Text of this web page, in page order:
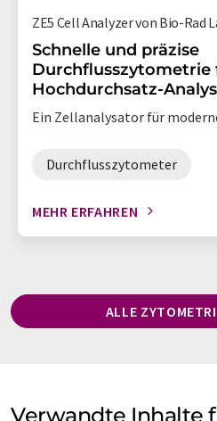
ZE5 Cell Analyzer von Bio-Rad
Schnelle und präzise
Durchflusszytometrie
Hochdurchsatz-
Ein Zellanalysator für
Durchflusszytometer
MEHR ERFAHREN
ALLE
Verwandte Inhalte